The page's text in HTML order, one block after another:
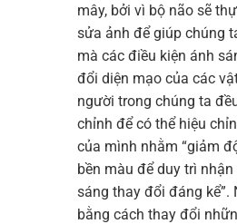
mây, bởi vì bộ não sẽ
sửa ảnh để giúp chúng
mà các điều kiện ánh
đổi diện mạo của các
người trong chúng ta
chỉnh để có thể hiệu
của mình nhằm “giảm
bền màu để duy trì
sáng thay đổi đáng kể”.
bằng cách thay đổi